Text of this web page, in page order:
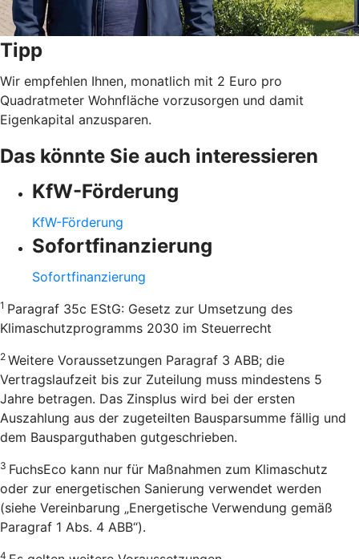
Tipp
Wir empfehlen Ihnen, monatlich mit 2 Euro pro
Quadratmeter Wohnfläche vorzusorgen und damit
Eigenkapital anzusparen.
Das könnte Sie auch interessieren
KfW-Förderung
KfW-Förderung
Sofortfinanzierung
Sofortfinanzierung
1 Paragraf 35c EStG: Gesetz zur Umsetzung des
Klimaschutzprogramms 2030 im Steuerrecht
2 Weitere Voraussetzungen Paragraf 3 ABB; die
Vertragslaufzeit bis zur Zuteilung muss mindestens 5
Jahre betragen. Das Zinsplus wird bei der ersten
Auszahlung aus der zugeteilten Bausparsumme fällig und
dem Bausparguthaben gutgeschrieben.
3 FuchsEco kann nur für Maßnahmen zum Klimaschutz
oder zur energetischen Sanierung verwendet werden
(siehe Vereinbarung „Energetische Verwendung gemäß
Paragraf 1 Abs. 4 ABB“).
4